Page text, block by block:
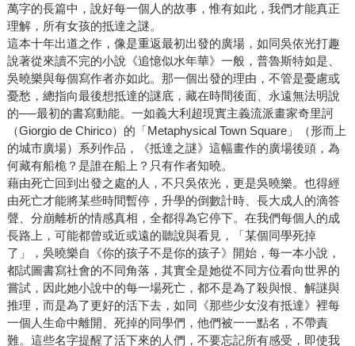
萬字的長篇中，說好每一個人的故事，惟有如此，我們才能真正
理解，所有女孩的抵達之謎。
這本十年出道之作，像是重返最初出發的廣場，如同吳依光打趣
說著從來讀不完的小說《追憶似水年華》一般，普魯斯特如是、
吳曉樂與每個寫作者亦如此。那一個出發的理由，不管是憂慮或
憂愁，總指向最後想抵達的謎底，藏在時間後面、永遠無法明說
的──最初的書寫動能。一如義大利超現實主義流派畫家奇里訶
（Giorgio de Chirico）的「Metaphysical Town Square」（形而上
的城市廣場）系列作品，《抵達之謎》這幅畫作的廣場後頭，為
何藏有船桅？是誰在船上？只有作者知曉。
藉由死亡回到出發之處的人，不只吳依光，更是吳曉樂。也得經
由死亡才能將某些時間暫停，升學的倒數計時、長大成人的滴答
聲、分崩離析的情感真相，全都得為它停下。在我們每個人的成
長路上，可能都曾或近或遠的聽說與看見，「某個同學死掉
了」，吳曉樂自《你的孩子不是你的孩子》開始，每一本小說，
都試圖書寫社會的不同角落，其實全是她從不同方位看向世界的
嘗試，因此她小說中的每一場死亡，都不是為了殺與恨、解謎與
推理，而是為了更好的活下去，如同《那些少女沒有抵達》裡每
一個人生命中離開、死掉的同學們，他們被一一點名，不帶責
難。這些名字提醒了活下來的人們，不要忘記所有感受，即使我